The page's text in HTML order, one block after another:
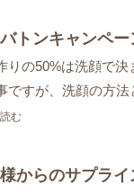
トンキャンペ
りの50%は洗顔で
ですが、洗顔の方
む
からのサプライ